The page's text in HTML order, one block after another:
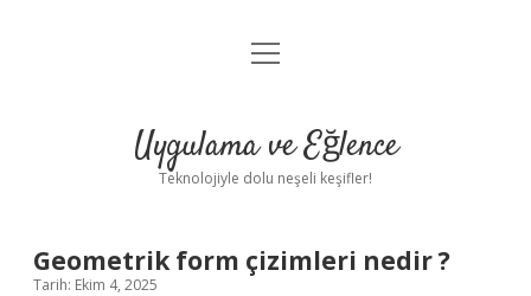
Anasayfa
Yasal Uyarı
menüyü
Uygulama ve Eğlence
Teknolojiyle dolu neşeli keşifler!
Geometrik form çizimleri nedir ?
Tarih: Ekim 4, 2025